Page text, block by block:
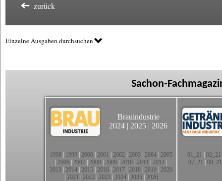
zurück
Einzelne Ausgaben durchsuchen
Sachon-
Brauindustrie
2024 | 2025 | 2026
1998 1999 2000 2001 2002 2003 2004 2005
2006 2007 2008 2009 2010 2011 2012
2013 2014 2015 2016 2017 2018 2019 2020
2021 2022 2023| 2024| 2025| 2026
01_21 02_21
07_21
08_21